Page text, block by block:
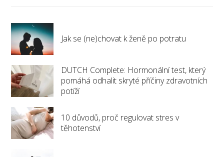
Jak se (ne)chovat k ženě po potratu
DUTCH Complete: Hormonální test, který
pomáhá odhalit skryté příčiny zdravotních
potíží
10 důvodů, proč regulovat stres v
těhotenství